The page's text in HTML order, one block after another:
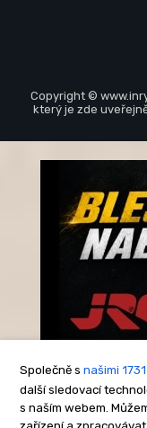
Copyright ©
který je zde
Společně s našimi
další sledovací
s naším webem.